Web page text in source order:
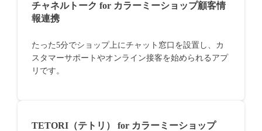
チャネルトーク for カラーミーショップ顧客情
報連携
たった5分でショップ上にチャット窓口を設置し、カ
スタマーサポートやオンライン接客を始められるアプ
リです。
TETORI（テトリ） for カラーミーショップ